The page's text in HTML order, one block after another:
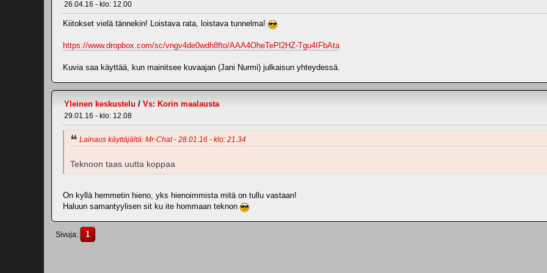
26.04.16 - klo: 12.00
Kiitokset vielä tännekin! Loistava rata, loistava tunnelma!
https://www.dropbox.com/sc/vngv4de0wdh8fto/AAA4OheTePl2HZ-Tgu4IFbAta
Kuvia saa käyttää, kun mainitsee kuvaajan (Jani Nurmi) julkaisun yhteydessä.
Yleinen keskustelu / Vs: Korin maalausta
29.01.16 - klo: 12.08
Lainaus käyttäjältä: Mr-Chat - 28.01.16 - klo: 21.34
Teknoon taas uutta koppaa
On kyllä hemmetin hieno, yks hienoimmista mitä on tullu vastaan!
Haluun samantyylisen sit ku ite hommaan teknon
Sivuja 1